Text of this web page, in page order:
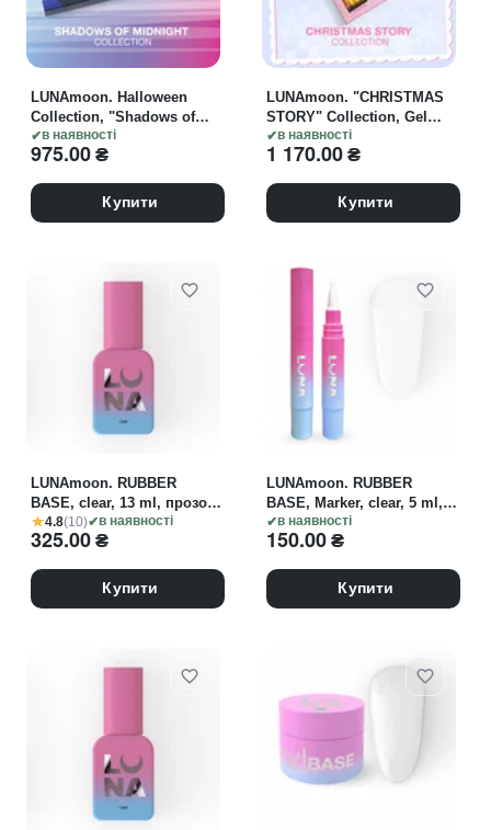
в наявності
LUNAmoon. Halloween
Collection, "Shadows of
Midnight", Gel Polish, 5*8
ml
975.00₴
Купити
в наявності
LUNAmoon. "CHRISTMAS
STORY" Collection, Gel
Polish, 6 pcs*8 ml
1 170.00₴
Купити
4.8(10) в наявності
LUNAmoon. RUBBER
BASE, clear, 13 ml, прозора
каучукова база
325.00₴
Купити
в наявності
LUNAmoon. RUBBER
BASE, Marker, clear, 5 ml,
прозора каучукова база у
форматі маркеру
150.00₴
Купити